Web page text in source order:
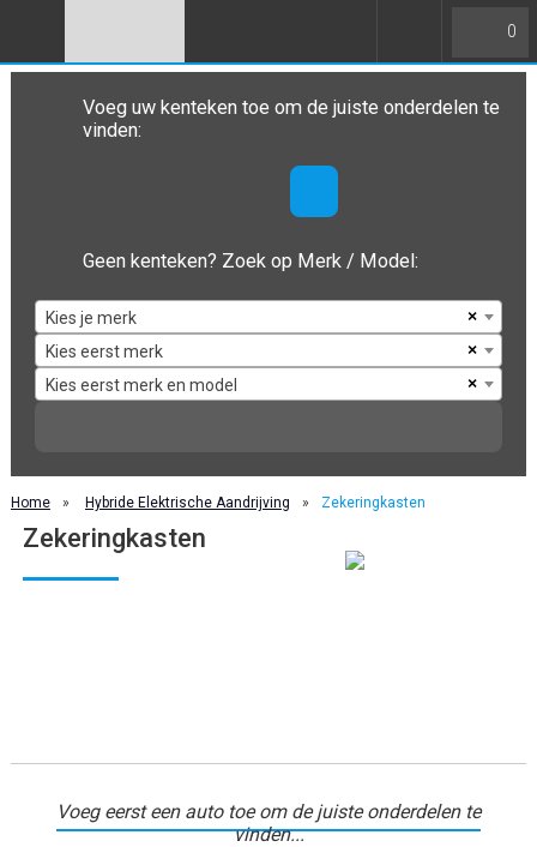
0
Voeg uw kenteken toe om de juiste onderdelen te
vinden:
Geen kenteken? Zoek op Merk / Model:
×
Kies je merk
×
Kies eerst merk
×
Kies eerst merk en model
Home » Hybride Elektrische Aandrijving » Zekeringkasten
Zekeringkasten
Voeg eerst een auto toe om de juiste onderdelen te
vinden...